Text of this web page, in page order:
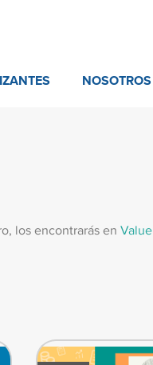
NOSOTROS
los encontrarás enValue